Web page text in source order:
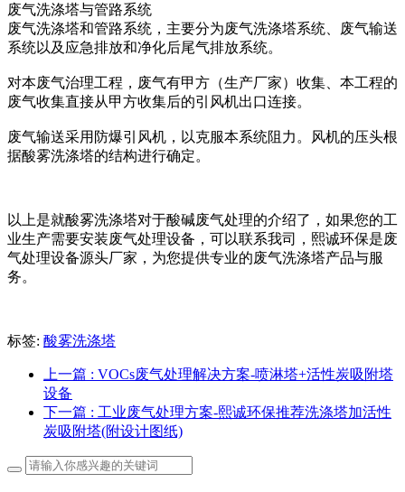
废气洗涤塔与管路系统
废气洗涤塔和管路系统，主要分为废气洗涤塔系统、废气输送
系统以及应急排放和净化后尾气排放系统。
对本废气治理工程，废气有甲方（生产厂家）收集、本工程的
废气收集直接从甲方收集后的引风机出口连接。
废气输送采用防爆引风机，以克服本系统阻力。风机的压头根
据酸雾洗涤塔的结构进行确定。
以上是就酸雾洗涤塔对于酸碱废气处理的介绍了，如果您的工
业生产需要安装废气处理设备，可以联系我司，熙诚环保是废
气处理设备源头厂家，为您提供专业的废气洗涤塔产品与服
务。
标签: 酸雾洗涤塔
上一篇 : VOCs废气处理解决方案-喷淋塔+活性炭吸附塔
设备
下一篇 : 工业废气处理方案-熙诚环保推荐洗涤塔加活性
炭吸附塔(附设计图纸)